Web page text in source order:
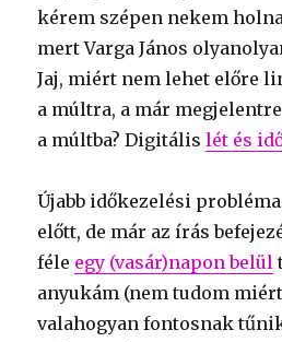
kérem szépen nekem
mert Varga János
Jaj, miért nem lehet előre
a múltra, a már
a múltba? Digitálislét és
Újabb időkezelési
előtt, de már az írás
féle egy (vasár)napon belül
anyukám (nem tudom
valahogyan fontosnak